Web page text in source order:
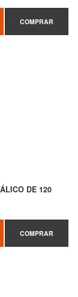
COMPRAR
DE 120
COMPRAR